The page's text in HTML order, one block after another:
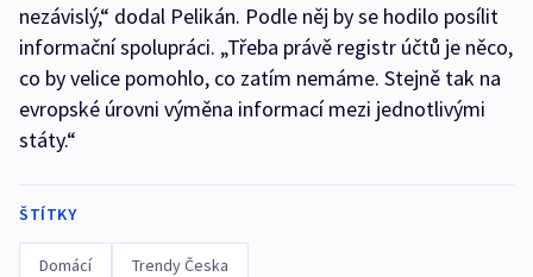
nezávislý,“ dodal Pelikán. Podle něj by se hodilo posílit
informační spolupráci. „Třeba právě registr účtů je něco,
co by velice pomohlo, co zatím nemáme. Stejně tak na
evropské úrovni výměna informací mezi jednotlivými
státy.“
ŠTÍTKY
Domácí Trendy Česka